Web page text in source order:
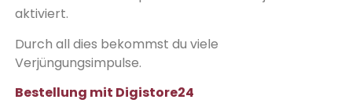
aktiviert.
Durch all dies bekommst du viele
Verjüngungsimpulse.
Bestellung mit Digistore24